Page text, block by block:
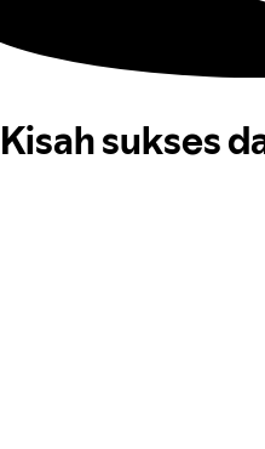
Kisah sukses